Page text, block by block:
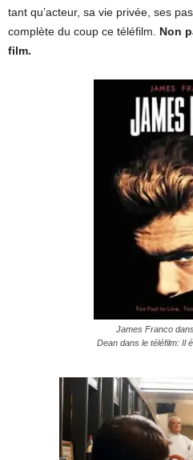
tant qu’acteur, sa vie privée, ses
complète du coup ce téléfilm. Non
film.
James Franco
Dean dans le téléfilm: Il